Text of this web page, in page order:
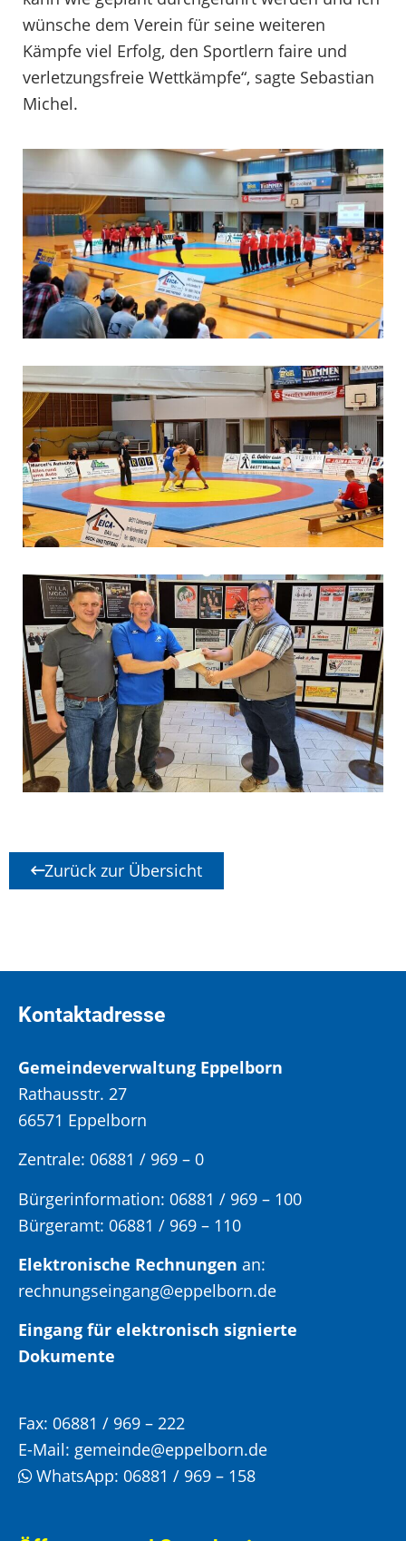
wünsche dem Verein für seine weiteren
Kämpfe viel Erfolg, den Sportlern faire und
verletzungsfreie Wettkämpfe“, sagte Sebastian
Michel.
Zurück zur Übersicht
Kontaktadresse
Gemeindeverwaltung Eppelborn
Rathausstr. 27
66571 Eppelborn
Zentrale: 06881 / 969 – 0
Bürgerinformation: 06881 / 969 – 100
Bürgeramt: 06881 / 969 – 110
Elektronische Rechnungen an:
rechnungseingang@eppelborn.de
Eingang für elektronisch signierte
Dokumente
Fax: 06881 / 969 – 222
E-Mail: gemeinde@eppelborn.de
WhatsApp: 06881 / 969 – 158